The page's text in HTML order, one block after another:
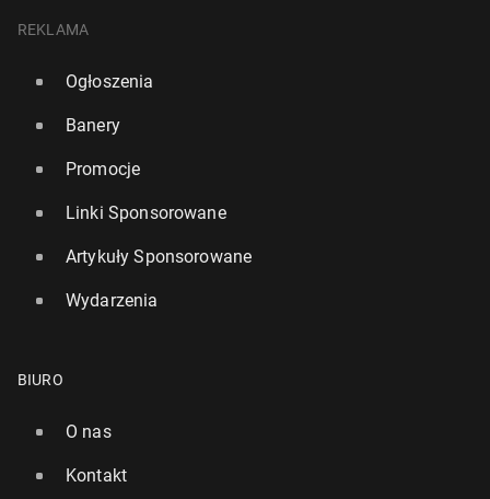
REKLAMA
Ogłoszenia
Banery
Promocje
Linki Sponsorowane
Artykuły Sponsorowane
Wydarzenia
BIURO
O nas
Kontakt